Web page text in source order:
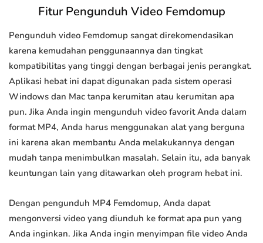
Fitur Pengunduh Video Femdomup
Pengunduh video Femdomup sangat direkomendasikan
karena kemudahan penggunaannya dan tingkat
kompatibilitas yang tinggi dengan berbagai jenis perangkat.
Aplikasi hebat ini dapat digunakan pada sistem operasi
Windows dan Mac tanpa kerumitan atau kerumitan apa
pun. Jika Anda ingin mengunduh video favorit Anda dalam
format MP4, Anda harus menggunakan alat yang berguna
ini karena akan membantu Anda melakukannya dengan
mudah tanpa menimbulkan masalah. Selain itu, ada banyak
keuntungan lain yang ditawarkan oleh program hebat ini.
Dengan pengunduh MP4 Femdomup, Anda dapat
mengonversi video yang diunduh ke format apa pun yang
Anda inginkan. Jika Anda ingin menyimpan file video Anda